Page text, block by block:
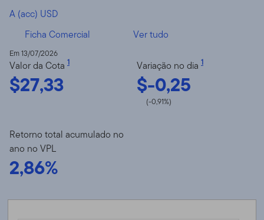
A (acc) USD
Ficha Comercial
Ver tudo
Em 13/07/2026
Valor da Cota 1
$27,33
Variação no dia 1
$-0,25
(-0,91%)
Retorno total acumulado no
ano no VPL
2,86%